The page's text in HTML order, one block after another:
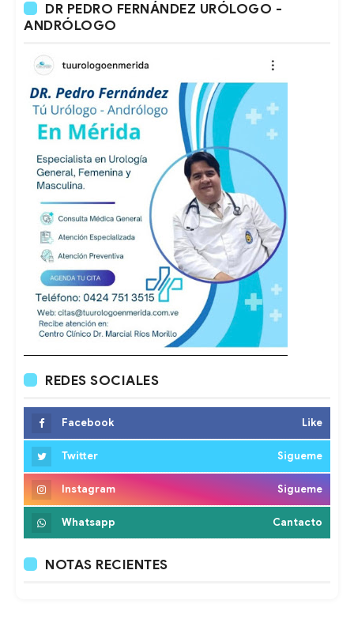
DR PEDRO FERNÁNDEZ URÓLOGO -
ANDRÓLOGO
REDES SOCIALES
Facebook Like
Twitter Sigueme
Instagram Sigueme
Whatsapp Cantacto
NOTAS RECIENTES